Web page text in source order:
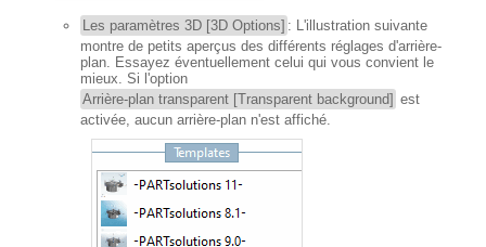
Les paramètres 3D [3D Options] : L'illustration suivante
montre de petits aperçus des différents réglages d'arrière-
plan. Essayez éventuellement celui qui vous convient le
mieux. Si l'option
Arrière-plan transparent [Transparent background] est
activée, aucun arrière-plan n'est affiché.